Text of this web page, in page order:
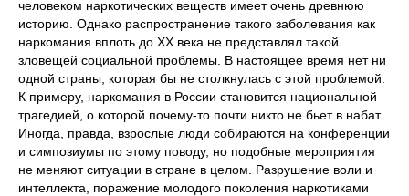
человеком наркотических веществ имеет очень древнюю
историю. Однако распространение такого заболевания как
наркомания вплоть до XX века не представлял такой
зловещей социальной проблемы. В настоящее время нет ни
одной страны, которая бы не столкнулась с этой проблемой.
К примеру, наркомания в России становится национальной
трагедией, о которой почему-то почти никто не бьет в набат.
Иногда, правда, взрослые люди собираются на конференции
и симпозиумы по этому поводу, но подобные мероприятия
не меняют ситуации в стране в целом. Разрушение воли и
интеллекта, поражение молодого поколения наркотиками